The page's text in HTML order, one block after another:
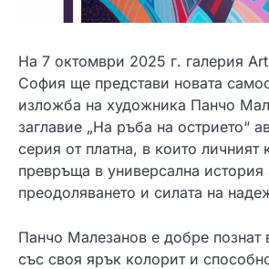
На 7 октомври 2025 г. галерия
София ще представи новата
изложба на художника Панчо
заглавие „На ръба на острието“
серия от платна, в които личният
превръща в универсална история
преодоляването и силата на
Панчо Мaлезанов е добре познат
със своя ярък колорит и